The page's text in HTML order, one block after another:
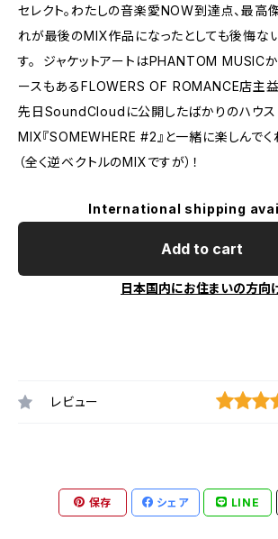
セレクト。わたしの音楽愛NOW到達点、最高
れが最後のMIX作品になったとしても後悔な
す。 ジャケットアートはPHANTOM MUSICか
ースもあるFLOWERS OF ROMANCE店主益
先日SoundCloudに公開したばかりのハウス
MIX『SOMEWHERE #2』と一緒に楽しんでく
（全く逆ベクトルのMIXですが）！
International shipping
Add to cart
日本国内にお住まいの方向
レビュー
保存 シェア LINE